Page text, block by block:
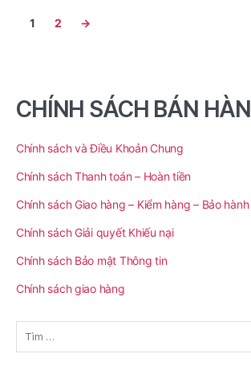
1 2 →
CHÍNH SÁCH BÁN
Chính sách và Điều Khoản Chung
Chính sách Thanh toán – Hoàn tiền
Chính sách Giao hàng – Kiểm hàng – Bảo hành
Chính sách Giải quyết Khiếu nại
Chính sách Bảo mật Thông tin
Chính sách giao hàng
Tìm
kiếm